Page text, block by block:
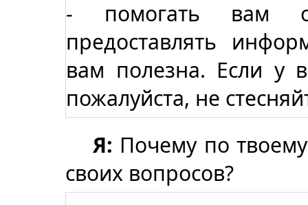
- помогать вам
предоставлять
вам полезна. Если у
пожалуйста, не
Я: Почему по
своих вопросов?